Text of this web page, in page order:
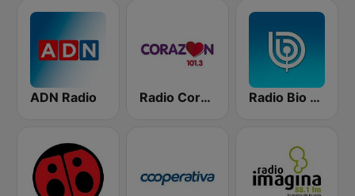
ADN Radio Radio Corazón FM Radio Bio Bio Santiago